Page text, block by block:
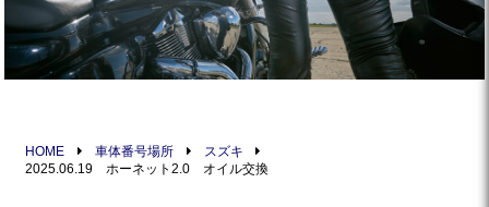
HOME 車体番号場所
スズキ
2025.06.19 ホーネット2.0 オイル交換